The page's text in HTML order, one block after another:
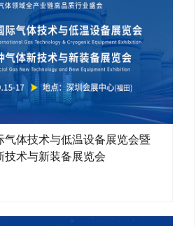
气体技术与低温设备展览会暨
技术与新装备展览会